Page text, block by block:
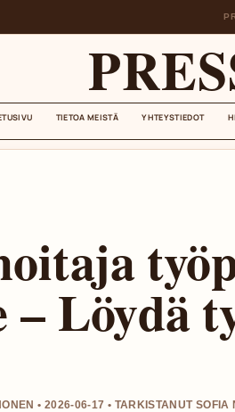
TIETOA MEISTÄ YHTEYSTIEDOT
– Löydä
• 2026-06-17 • TARKISTANUT SOFIA